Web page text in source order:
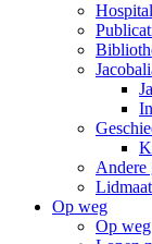
Andere
Op weg
Op weg